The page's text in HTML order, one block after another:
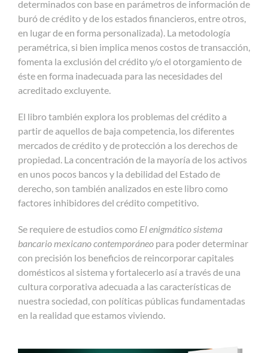
determinados con base en parámetros de información de
buró de crédito y de los estados financieros, entre otros,
en lugar de en forma personalizada). La metodología
peramétrica, si bien implica menos costos de transacción,
fomenta la exclusión del crédito y/o el otorgamiento de
éste en forma inadecuada para las necesidades del
acreditado excluyente.
El libro también explora los problemas del crédito a
partir de aquellos de baja competencia, los diferentes
mercados de crédito y de protección a los derechos de
propiedad. La concentración de la mayoría de los activos
en unos pocos bancos y la debilidad del Estado de
derecho, son también analizados en este libro como
factores inhibidores del crédito competitivo.
Se requiere de estudios como El enigmático sistema
bancario mexicano contemporáneo para poder determinar
con precisión los beneficios de reincorporar capitales
domésticos al sistema y fortalecerlo así a través de una
cultura corporativa adecuada a las características de
nuestra sociedad, con políticas públicas fundamentadas
en la realidad que estamos viviendo.